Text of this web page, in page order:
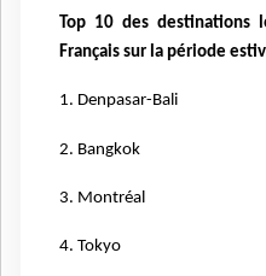
Top 10 des destinations
Français sur la période
1. Denpasar-Bali
2. Bangkok
3. Montréal
4. Tokyo